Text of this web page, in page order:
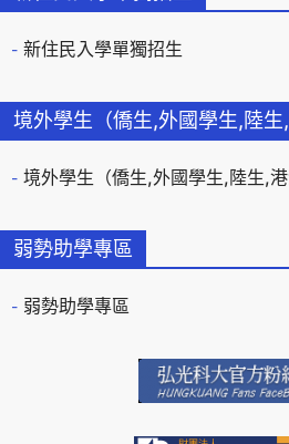
新住民入學單獨招生
境外學生（僑生,外國學生,陸生,
境外學生（僑生,外國學生,陸生,港
弱勢助學專區
弱勢助學專區